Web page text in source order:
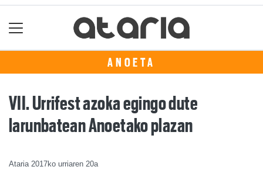
ANOETA
VII. Urrifest azoka egingo dute
larunbatean Anoetako plazan
Ataria 2017ko urriaren 20a